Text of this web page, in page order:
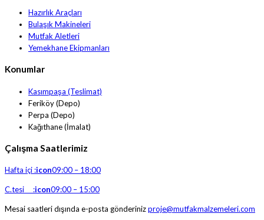
Hazırlık Araçları
Bulaşık Makineleri
Mutfak Aletleri
Yemekhane Ekipmanları
Konumlar
Kasımpaşa (Teslimat)
Feriköy (Depo)
Perpa (Depo)
Kağıthane (İmalat)
Çalışma Saatlerimiz
Hafta içi :icon09:00 – 18:00
C.tesi :icon09:00 – 15:00
Mesai saatleri dışında e-posta gönderinizproje@mutfakmalzemeleri.com